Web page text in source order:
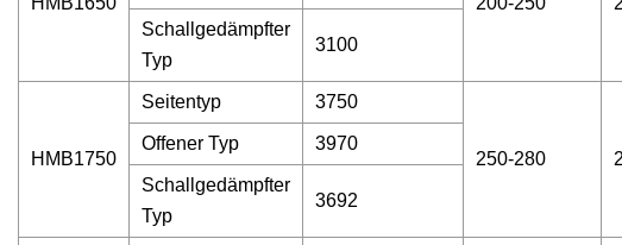
Schallgedämpfter
Typ
3100
HMB1750
Seitentyp 3750
250-280
Offener Typ 3970
Schallgedämpfter
Typ
3692